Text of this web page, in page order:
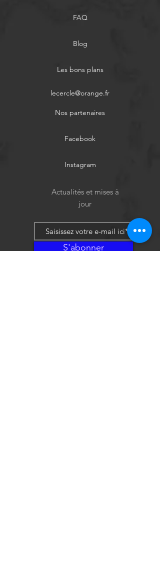
FAQ
Blog
Les bons plans
lecercle@orange.fr
Nos partenaires
Facebook
Instagram
Actualités et mises à
jour
S'abonner